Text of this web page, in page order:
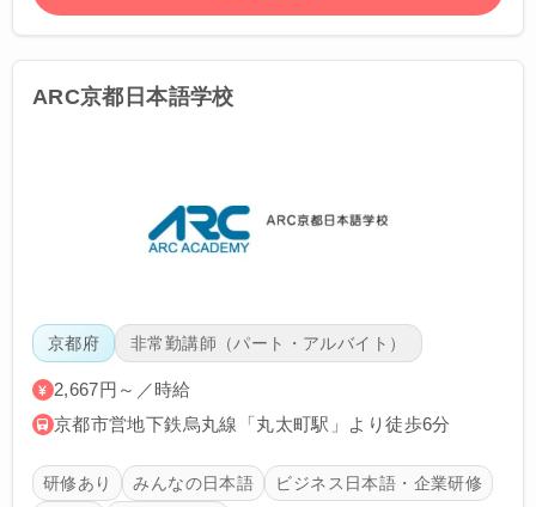
ARC京都日本語学校
京都府 非常勤講師（パート・アルバイト）
2,667円～／時給
京都市営地下鉄烏丸線「丸太町駅」より徒歩6分
研修あり みんなの日本語
ビジネス日本語・企業研修